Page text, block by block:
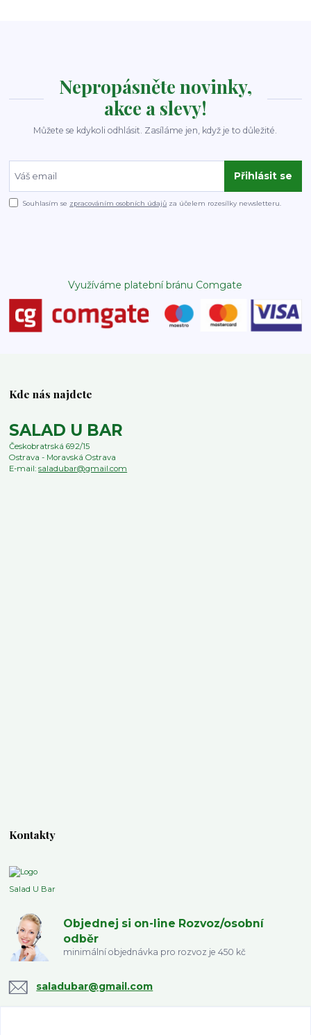
Nepropásněte novinky,
akce a slevy!
Můžete se kdykoli odhlásit. Zasíláme jen, když je to důležité.
Přihlásit se
Souhlasím se zpracováním osobních údajů za účelem rozesílky newsletteru.
Využíváme platební bránu Comgate
Kde nás najdete
SALAD U BAR
Českobratrská 692/15
Ostrava - Moravská Ostrava
E-mail:saladubar@gmail.com
Kontakty
Salad U Bar
Objednej si on-line Rozvoz/osobní
odběr
minimální objednávka pro rozvoz je 450 kč
saladubar@gmail.com